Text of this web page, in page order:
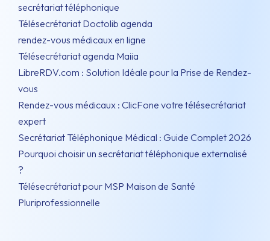
secrétariat téléphonique
Télésecrétariat Doctolib agenda
rendez-vous médicaux en ligne
Télésecrétariat agenda Maiia
LibreRDV.com : Solution Idéale pour la Prise de Rendez-
vous
Rendez-vous médicaux : ClicFone votre télésecrétariat
expert
Secrétariat Téléphonique Médical : Guide Complet 2026
Pourquoi choisir un secrétariat téléphonique externalisé
?
Télésecrétariat pour MSP Maison de Santé
Pluriprofessionnelle